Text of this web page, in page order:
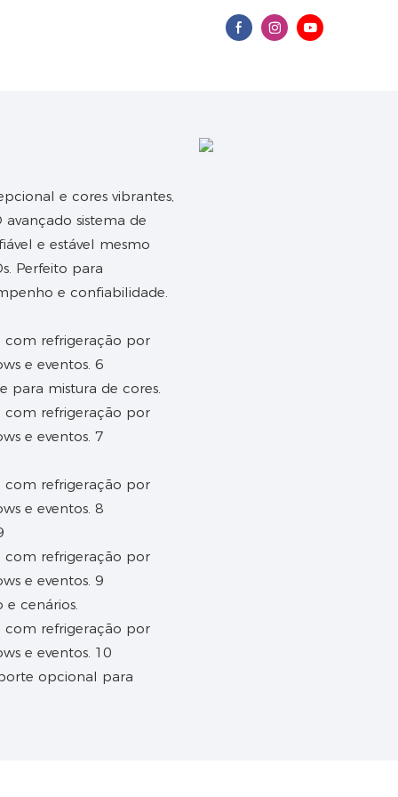
e cores vibrantes,
avançado sistema de
e estável mesmo
Perfeito para
e confiabilidade.
para mistura de cores.
cenários.
opcional para